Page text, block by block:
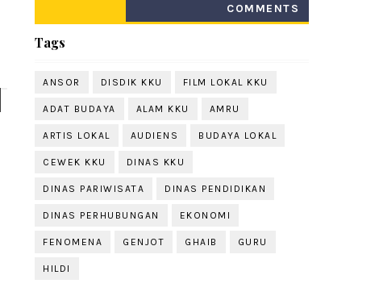
COMMENTS
Tags
ANSOR DISDIK KKU FILM LOKAL KKU
ADAT BUDAYA ALAM KKU AMRU
ARTIS LOKAL AUDIENS BUDAYA LOKAL
CEWEK KKU DINAS KKU
DINAS PARIWISATA DINAS PENDIDIKAN
DINAS PERHUBUNGAN EKONOMI
FENOMENA GENJOT GHAIB GURU
HILDI